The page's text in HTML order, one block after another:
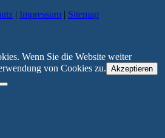
| Impressum | Sitemap
Wenn Sie die Website weiter
von Cookies zu. Akzeptieren